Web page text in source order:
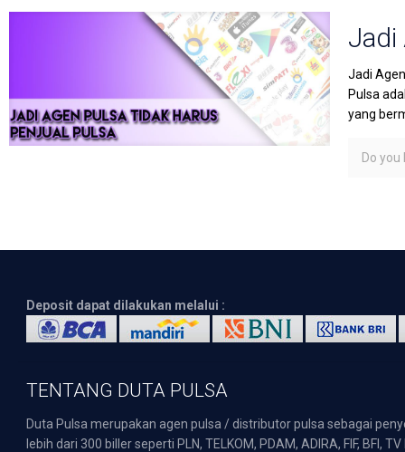
Jadi
Jadi
Pulsa
yang
Do you
Deposit dapat dilakukan melalui :
TENTANG DUTA PULSA
Duta Pulsa merupakan agen pulsa / distributor pulsa sebagai
lebih dari 300 biller seperti PLN, TELKOM, PDAM, ADIRA, FIF,